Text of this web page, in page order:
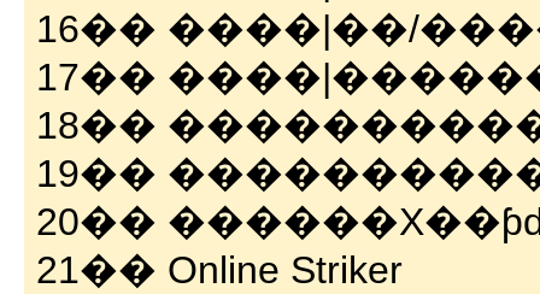
16�� ����|��/
17��
18��
19��
20��
21�� Online Striker